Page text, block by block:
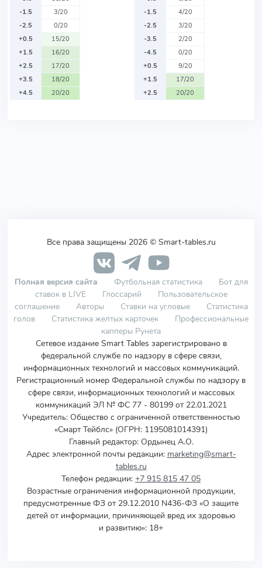
-1.5
3/20
-2.5
0/20
+0.5
15/20
+1.5
16/20
+2.5
17/20
+3.5
18/20
+4.5
20/20
-1.5
4/20
-2.5
3/20
-3.5
2/20
-4.5
0/20
+0.5
9/20
+1.5
17/20
+2.5
20/20
Все права защищены 2026 © Smart-tables.ru
Полная версия сайта Футбольная статистика
Бот для
ставок в LIVE
Глоссарий
Пользовательское
соглашение
Авторы Ставки на угловые
Статистика
голов
Статистика желтых карточек
Профессиональные
капперы Рунета
Сетевое издание Smart Tables зарегистрировано в
федеральной службе по надзору в сфере связи,
информационных технологий и массовых коммуникаций.
Регистрационный номер Федеральной службы по надзору в
сфере связи, информационных технологий и массовых
коммуникаций ЭЛ № ФС 77 - 80199 от 22.01.2021
Учредитель: Общество с ограниченной ответственностью
«Смарт Тейблс» (ОГРН: 1195081014391)
Главный редактор: Ордынец А.О.
Адрес электронной почты редакции: marketing@smart-
tables.ru
Телефон редакции: +7 915 815 47 05
Возрастные ограничения информационной продукции,
предусмотренные ФЗ от 29.12.2010 N436-ФЗ «О защите
детей от информации, причиняющей вред их здоровью
и развитию»: 18+